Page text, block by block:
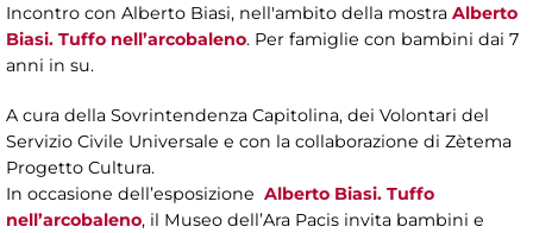
Incontro con Alberto Biasi, nell'ambito della mostra Alberto
Biasi. Tuffo nell’arcobaleno. Per famiglie con bambini dai 7
anni in su.
A cura della Sovrintendenza Capitolina, dei Volontari del
Servizio Civile Universale e con la collaborazione di Zètema
Progetto Cultura.
In occasione dell’esposizione Alberto Biasi. Tuffo
nell’arcobaleno, il Museo dell’Ara Pacis invita bambini e